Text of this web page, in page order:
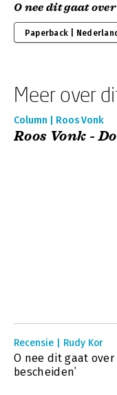
O nee dit gaat
Paperback |
Meer over
Column | Roos Vonk
Roos Vonk -
Recensie | Rudy Kor
O nee dit gaat
bescheiden’